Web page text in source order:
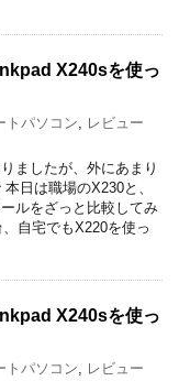
X240sを使っ
トパソコン, レビュー
ましたが、外にあまり
日は職場のX230と、
ルをざっと比較してみ
自宅でもX220を使っ
X240sを使っ
トパソコン, レビュー